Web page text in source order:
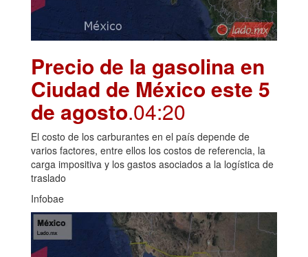
Precio de la gasolina en
Ciudad de México este 5
de agosto.04:20
El costo de los carburantes en el país depende de
varios factores, entre ellos los costos de referencia, la
carga impositiva y los gastos asociados a la logística de
traslado
Infobae